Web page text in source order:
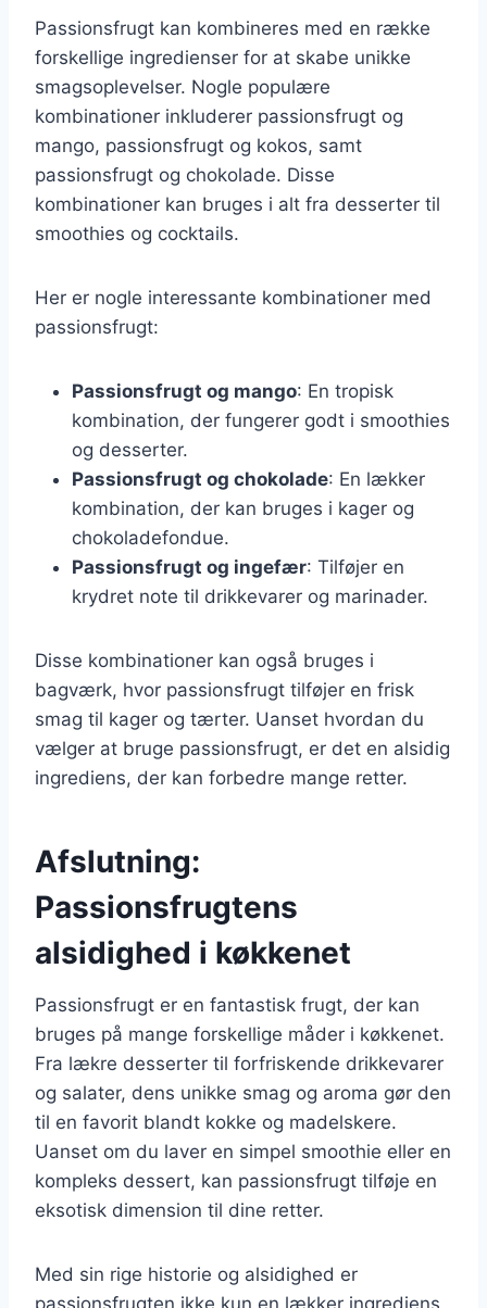
Passionsfrugt kan kombineres med en række
forskellige ingredienser for at skabe unikke
smagsoplevelser. Nogle populære
kombinationer inkluderer passionsfrugt og
mango, passionsfrugt og kokos, samt
passionsfrugt og chokolade. Disse
kombinationer kan bruges i alt fra desserter til
smoothies og cocktails.
Her er nogle interessante kombinationer med
passionsfrugt:
Passionsfrugt og mango: En tropisk
kombination, der fungerer godt i smoothies
og desserter.
Passionsfrugt og chokolade: En lækker
kombination, der kan bruges i kager og
chokoladefondue.
Passionsfrugt og ingefær: Tilføjer en
krydret note til drikkevarer og marinader.
Disse kombinationer kan også bruges i
bagværk, hvor passionsfrugt tilføjer en frisk
smag til kager og tærter. Uanset hvordan du
vælger at bruge passionsfrugt, er det en alsidig
ingrediens, der kan forbedre mange retter.
Afslutning:
Passionsfrugtens
alsidighed i køkkenet
Passionsfrugt er en fantastisk frugt, der kan
bruges på mange forskellige måder i køkkenet.
Fra lækre desserter til forfriskende drikkevarer
og salater, dens unikke smag og aroma gør den
til en favorit blandt kokke og madelskere.
Uanset om du laver en simpel smoothie eller en
kompleks dessert, kan passionsfrugt tilføje en
eksotisk dimension til dine retter.
Med sin rige historie og alsidighed er
passionsfrugten ikke kun en lækker ingrediens,